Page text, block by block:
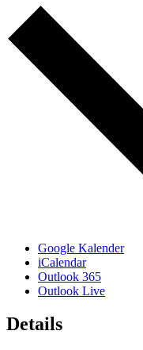
Google Kalender
iCalendar
Outlook 365
Outlook Live
Details